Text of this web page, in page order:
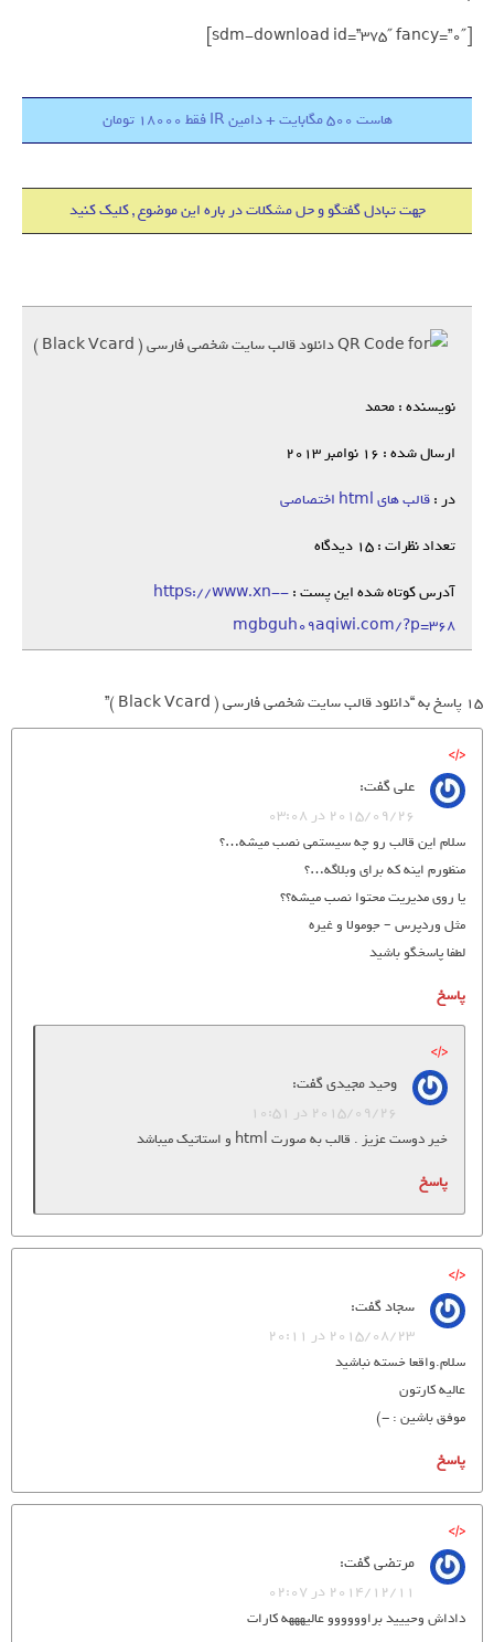
هاست 500 مگابایت + دامین IR فقط 18000 تومان
جهت تبادل گفتگو و حل مشکلات در باره این موضوع , کلیک کنید
نویسنده : محمد
ارسال شده : 16 نوامبر 2013
در :قالب های html اختصاصی
تعداد نظرات : 15 دیدگاه
آدرس کوتاه شده این پست :https://www.xn--
mgbguh09aqiwi.com/?p=368
15 پاسخ به “دانلود قالب سایت شخصی فارسی ( Black Vcard )”
علیگفت:
2015/09/26 در 03:08
سلام این قالب رو چه سیستمی نصب میشه…؟
منظورم اینه که برای وبلاگه…؟
یا روی مدیریت محتوا نصب میشه؟؟
مثل وردپرس – جومولا و غیره
لطفا پاسخگو باشید
پاسخ
وحید مجیدیگفت:
2015/09/26 در 10:51
خیر دوست عزیز . قالب به صورت html و استاتیک میباشد
پاسخ
سجادگفت:
2015/08/23 در 20:11
سلام.واقعا خسته نباشید
عالیه کارتون
موفق باشین : -)
پاسخ
مرتضیگفت:
2014/12/11 در 02:07
داداش وحییید براوووووو عالیهههه کارات